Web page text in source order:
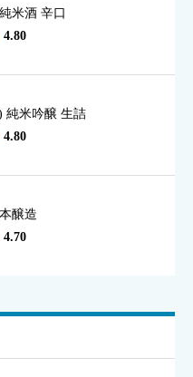
なくて構いません）
必須
米酒 辛口
4.80
純米吟醸 生詰
4.80
醸造
4.70